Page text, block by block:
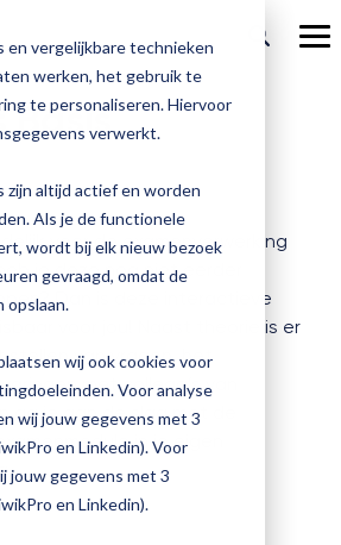
en vergelijkbare technieken
werken, het gebruik te
te personaliseren. Hiervoor
verwerkt.
zijn altijd actief en worden
Als je de functionele
wordt bij elk nieuw bezoek
gevraagd, omdat de
opslaan.
wij ook cookies voor
Voor analyse
wij jouw gegevens met 3
en Linkedin). Voor
jouw gegevens met 3
en Linkedin).
Magister To do
Magister Join
Magister Inzicht
Magister Kluisjes
alle
oplossingen
jouw
school
helpt?
Training op jouw school
Praktische informatie
de
up
heb
Basis
voor de examenverwerking
je deze nog niet eerder
Dan is deze interactieve
voor jou! Naast theorie is er
stellen van vragen, het
met collega’s van
ga je aan de slag met de
in je eigen